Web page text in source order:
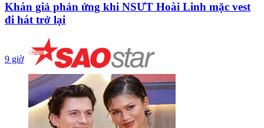
Khán giả phản ứng khi NSƯT Hoài Linh mặc vest
đi hát trở lại
9 giờ